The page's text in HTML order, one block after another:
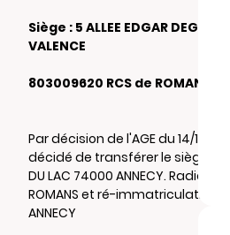
Siège : 5 ALLEE EDGAR DEGAS
VALENCE
803009620 RCS de ROMANS
Par décision de l'AGE du 14/11/
décidé de transférer le siège
DU LAC 74000 ANNECY. Radiation
ROMANS et ré-immatriculation au
ANNECY